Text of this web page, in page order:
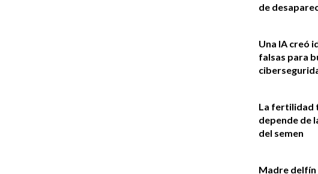
de
Una IA creó
falsas para
La fertilidad
depende de
del semen
Madre delfín